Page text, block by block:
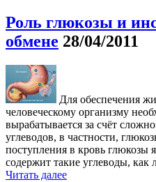
Роль глюкозы и
обмене 28/04/2011
Для обеспечения
человеческому организму
вырабатывается за счёт
углеводов, в частности,
поступления в кровь глюкозы
содержит такие углеводы, как
Читать далее